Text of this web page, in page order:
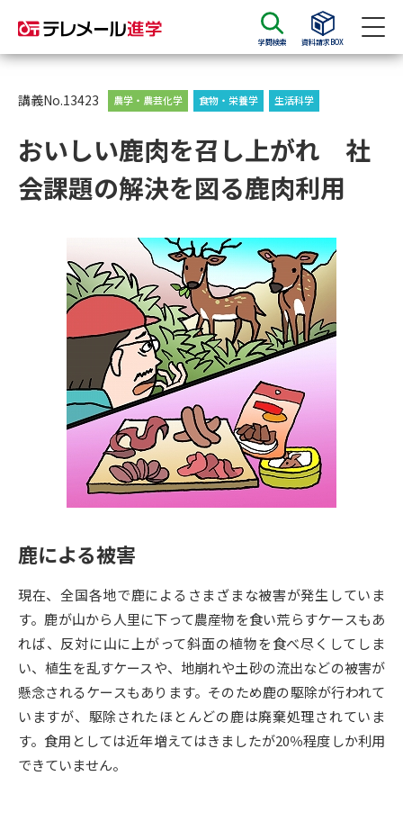
学問検索 資料請求BOX
資料請求 資料検索
大学・短大の資料種類から請求
総合型選抜・学校推薦型選抜 募
集要項＆願書
大学入学共通テスト利用選抜の
募集要項＆願書
過去問題集
大学・短大以外の資料から請求
専門学校の資料請求 大学院の資料請求
留学・進学関連、塾・予備校
大学入学共通テスト「受験案
内」の請求
大学入学共通テスト「受験上の
配慮案内」の請求
高等学校卒業程度認定試験
幼稚園教員資格認定試験
高等学校（情報）教員資格認定
試験
大学研究 大学検索
大学で学べる内容や特徴を調べる
講義No.13423 農学・農芸化学 食物・栄養学 生活科学
おいしい鹿肉を召し上がれ 社
会課題の解決を図る鹿肉利用
鹿による被害
現在、全国各地で鹿によるさまざまな被害が発生していま
す。鹿が山から人里に下って農産物を食い荒らすケースもあ
れば、反対に山に上がって斜面の植物を食べ尽くしてしま
い、植生を乱すケースや、地崩れや土砂の流出などの被害が
懸念されるケースもあります。そのため鹿の駆除が行われて
いますが、駆除されたほとんどの鹿は廃棄処理されていま
す。食用としては近年増えてはきましたが20％程度しか利用
できていません。